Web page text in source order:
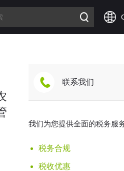
联系我们
我们为您提供全面的税务服
税务合规
税收优惠